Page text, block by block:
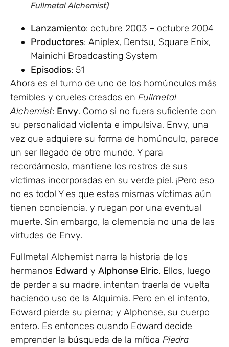
Fullmetal Alchemist)
Lanzamiento: octubre 2003 – octubre 2004
Productores: Aniplex, Dentsu, Square Enix,
Mainichi Broadcasting System
Episodios: 51
Ahora es el turno de uno de los homúnculos más
temibles y crueles creados en Fullmetal
Alchemist: Envy. Como si no fuera suficiente con
su personalidad violenta e impulsiva, Envy, una
vez que adquiere su forma de homúnculo, parece
un ser llegado de otro mundo. Y para
recordárnoslo, mantiene los rostros de sus
víctimas incorporadas en su verde piel. ¡Pero eso
no es todo! Y es que estas mismas víctimas aún
tienen conciencia, y ruegan por una eventual
muerte. Sin embargo, la clemencia no una de las
virtudes de Envy.
Fullmetal Alchemist narra la historia de los
hermanos Edward y Alphonse Elric. Ellos, luego
de perder a su madre, intentan traerla de vuelta
haciendo uso de la Alquimia. Pero en el intento,
Edward pierde su pierna; y Alphonse, su cuerpo
entero. Es entonces cuando Edward decide
emprender la búsqueda de la mítica Piedra